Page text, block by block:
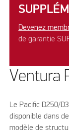
Devenez
de garantie
Ventura
Le Pacific D250/
disponible dans
modèle de